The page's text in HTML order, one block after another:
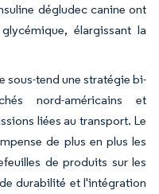
dégludec canine ont
élargissant la
sous-tend une stratégie bi-
nord-américains et
liées au transport. Le
de plus en plus les
de produits sur les
durabilité et l'intégration